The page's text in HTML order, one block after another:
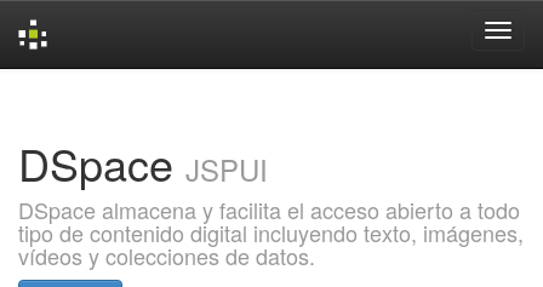
DSpace JSPUI
DSpace almacena y facilita el acceso abierto a todo
tipo de contenido digital incluyendo texto, imágenes,
vídeos y colecciones de datos.